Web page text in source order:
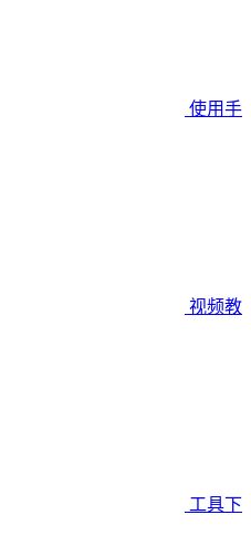
使用手
视频教
工具下